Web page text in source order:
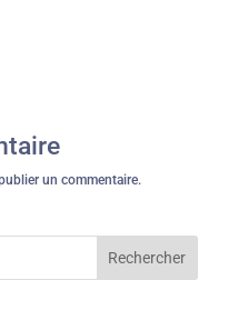
un commentaire.